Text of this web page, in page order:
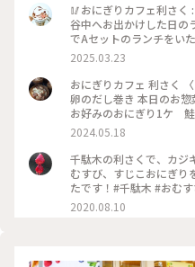
🥢おにぎりカフェ利さく
谷中へお出かけした日の
でAセットのランチをい
のおにぎり2個 ＊お好み
ぎりは30種類ほどあり
ムです🍙 とにかく種類
さん🤤 迷いに迷って、『
たらこ』を選びました！
や海苔、塩などの素材
味しかったです♡ スープ
ました！ まろやかで優
ただく予定があったので
お腹いっぱいになりまし
すいです🌟 平日のお休み
いて20分くらい待って
2025.03.23
おにぎりカフェ 利さく
卵のだし巻き 本日のお
お好みのおにぎり1ケ 鮭
久しぶりのおにぎりラン
ェ 利さく」へ…☆ おにぎ
ット☆ お好みのおにぎり
噌)を☆ 赤魚の粕漬けや
れもおいしくホッとする
んおいしかったですが
深いおいしさ☆☆☆ やっ
2024.05.18
千駄木の利さくで、カジ
むすび、すじこおにぎり
たです！#千駄木 #おむ
2020.08.10